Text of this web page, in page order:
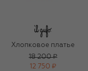
Хлопковое платье
18 200 ₽
12 750 ₽